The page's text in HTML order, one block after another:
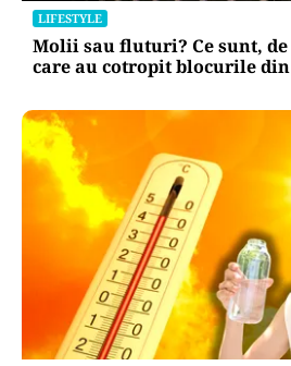
LIFESTYLE
Molii sau fluturi? Ce sunt,
care au cotropit blocurile